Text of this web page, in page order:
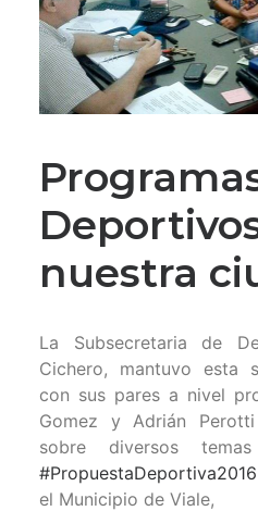
PARQUE INDUSTRIAL
RECAUDACIONES
nuestra
La Subsecretaria de
Cichero, mantuvo esta
con sus pares a nivel
Gomez y Adrián
sobre diversos
‪#‎PropuestaDeportiva2016‬
el Municipio de Viale,